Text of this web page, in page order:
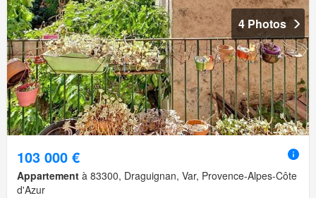
4 Photos
103 000 €
Appartement à 83300, Draguignan, Var, Provence-Alpes-Côte
d'Azur